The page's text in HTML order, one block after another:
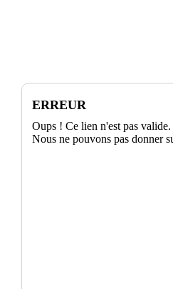
ERREUR
Oups ! Ce lien n'est pas valide.
Nous ne pouvons pas donner